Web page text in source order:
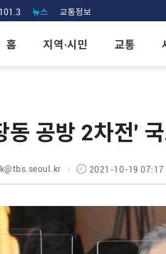
뉴스 교통정보
홈 지역·시민 교통
동 공방 2차전'
2021-10-19 07:17